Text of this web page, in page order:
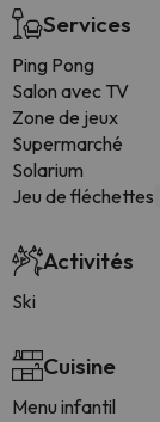
Services
Ping Pong
Salon avec TV
Zone de jeux
Supermarché
Solarium
Jeu de fléchettes
Activités
Ski
Cuisine
Menu infantil